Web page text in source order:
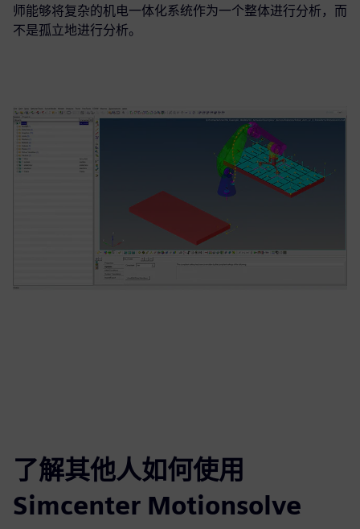
师能够将复杂的机电一体化系统作为一个整体进行分析，而
不是孤立地进行分析。
了解其他人如何使用
Simcenter Motionsolve